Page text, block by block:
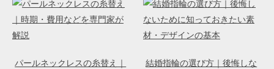
パールネックレスの糸替え｜
結婚指輪の選び方｜後悔しな